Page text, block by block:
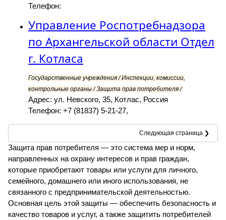
Телефон:
Управление Роспотребнадзора
по Архангельской области Отдел
г. Котласа
Государственные учреждения / Инспекции, комиссии,
контрольные органы / Защита прав потребителя /
Адрес: ул. Невского, 35, Котлас, Россия
Телефон: +7 (81837) 5-21-27,
Следующая страница ❯
Защита прав потребителя — это система мер и норм,
направленных на охрану интересов и прав граждан,
которые приобретают товары или услуги для личного,
семейного, домашнего или иного использования, не
связанного с предпринимательской деятельностью.
Основная цель этой защиты — обеспечить безопасность и
качество товаров и услуг, а также защитить потребителей